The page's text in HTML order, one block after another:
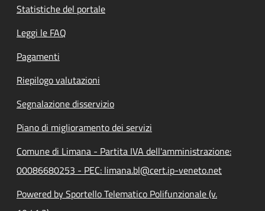
Statistiche del portale
Leggi le FAQ
Pagamenti
Riepilogo valutazioni
Segnalazione disservizio
Piano di miglioramento dei servizi
Comune di Limana - Partita IVA dell'amministrazione:
00086680253 - PEC: limana.bl@cert.ip-veneto.net
Powered by Sportello Telematico Polifunzionale (v.